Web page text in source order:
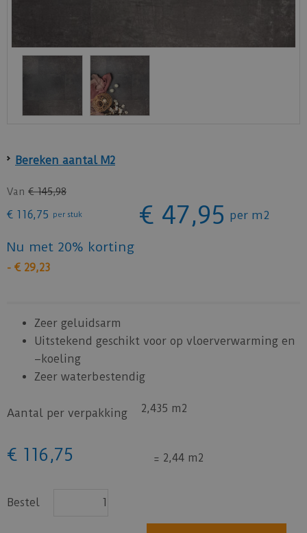
Bereken aantal M2
Van € 145,98
€ 116,75 per stuk € 47,95 per m2
Nu met 20% korting
- € 29,23
Zeer geluidsarm
Uitstekend geschikt voor op vloerverwarming en
–koeling
Zeer waterbestendig
Aantal per verpakking 2,435 m2
€ 116 ,75 = 2,44 m2
Bestel